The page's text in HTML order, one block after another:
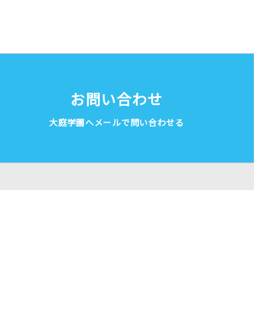
お問い合わせ
大庭学園へメールで問い合わせる